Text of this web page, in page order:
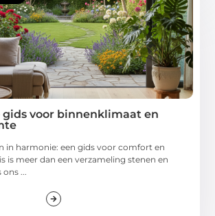
gids voor binnenklimaat en
in harmonie: een gids voor comfort en
is meer dan een verzameling stenen en
...